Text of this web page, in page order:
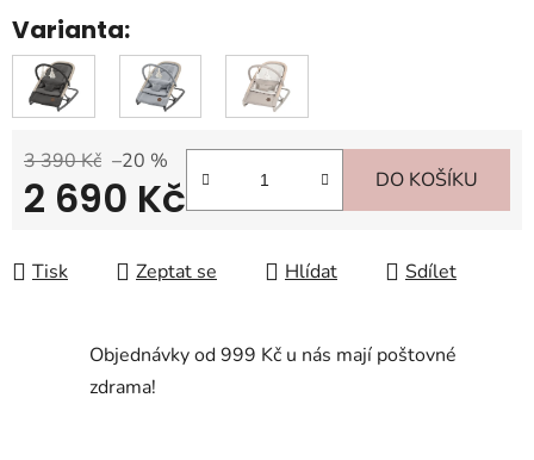
Varianta:
3 390 Kč –20 %
2 690 Kč DO KOŠÍKU
Tisk Zeptat se Hlídat Sdílet
Objednávky od 999 Kč u nás mají poštovné
zdrama!